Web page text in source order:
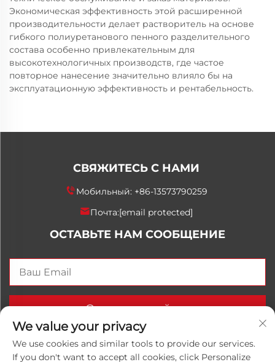
Экономическая эффективность этой расширенной
производительности делает растворитель на основе
гибкого полиуретанового пенного разделительного
состава особенно привлекательным для
высокотехнологичных производств, где частое
повторное нанесение значительно влияло бы на
эксплуатационную эффективность и рентабельность.
СВЯЖИТЕСЬ С НАМИ
Мобильный: +86-13573790259
Почта:[email protected]
ОСТАВЬТЕ НАМ СООБЩЕНИЕ
Отправить сейчас
We value your privacy
We use cookies and similar tools to provide our services.
If you don't want to accept all cookies, click Personalize